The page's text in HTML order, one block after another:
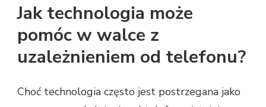
Jak technologia może
pomóc w walce z
uzależnieniem od telefonu?
Choć technologia często jest postrzegana jako